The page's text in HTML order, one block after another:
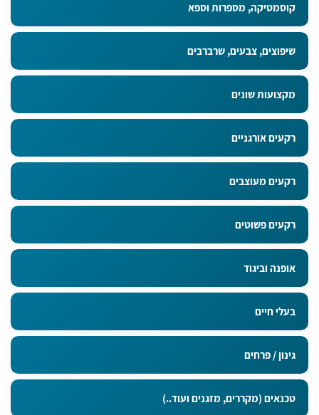
קוסמטיקה, מספרות וספא
שיפוצים, צבעים, שרברבים
מקצועות שונים
רקעים אורגניים
רקעים מעוצבים
רקעים פשוטים
אופנה וביגוד
בעלי חיים
גינון / פרחים
טכנאים (מקררים, מזגנים ועוד..)